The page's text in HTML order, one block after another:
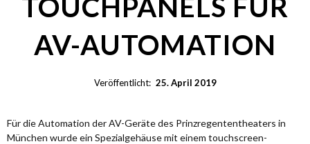
TOUCHPANELS FÜR
AV-AUTOMATION
Veröffentlicht: 25. April 2019
Für die Automation der AV-Geräte des Prinzregententheaters in
München wurde ein Spezialgehäuse mit einem touchscreen-